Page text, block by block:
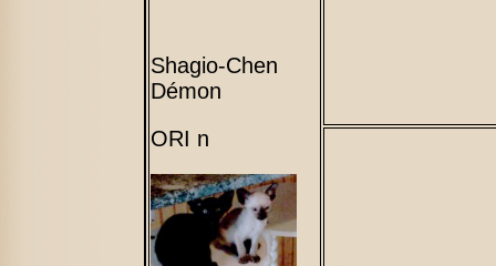
Shagio-Chen
Démon
ORI n